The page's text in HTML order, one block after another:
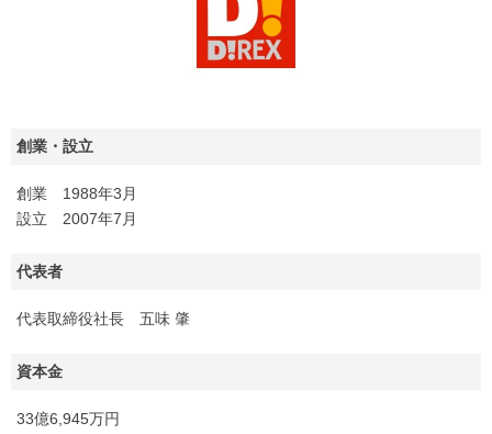
創業・設立
創業 1988年3月
設立 2007年7月
代表者
代表取締役社長 五味 肇
資本金
33億6,945万円